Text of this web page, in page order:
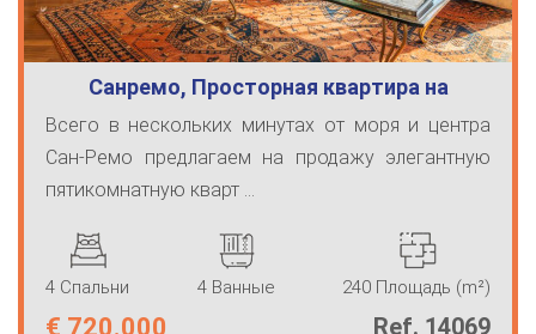
Санремо, Просторная квартира на
продажу
Всего в нескольких минутах от моря и центра
Сан-Ремо предлагаем на продажу элегантную
пятикомнатную кварт ...
4 Спальни 4 Ванные 240 Площадь (m²)
€ 720.000 Ref. 14069